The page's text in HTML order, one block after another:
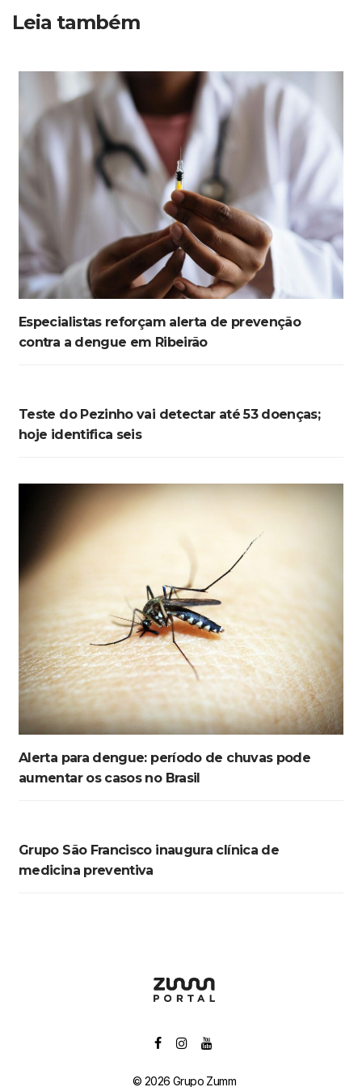
Leia também
Especialistas reforçam alerta de prevenção
contra a dengue em Ribeirão
Teste do Pezinho vai detectar até 53 doenças;
hoje identifica seis
Alerta para dengue: período de chuvas pode
aumentar os casos no Brasil
Grupo São Francisco inaugura clínica de
medicina preventiva
© 2026 Grupo Zumm